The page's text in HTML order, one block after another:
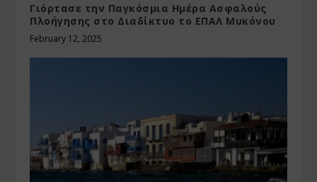
Γιόρτασε την Παγκόσμια Ημέρα Ασφαλούς
Πλοήγησης στο Διαδίκτυο το ΕΠΑΛ Μυκόνου
February 12, 2025